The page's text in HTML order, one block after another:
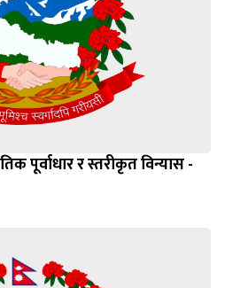
पूर्वाधार र स्तरीकृत विन्यास -